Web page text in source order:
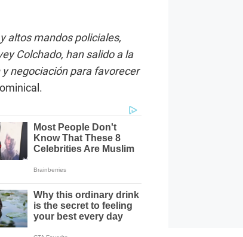
altos mandos policiales,
Colchado, han salido a la
negociación para favorecer